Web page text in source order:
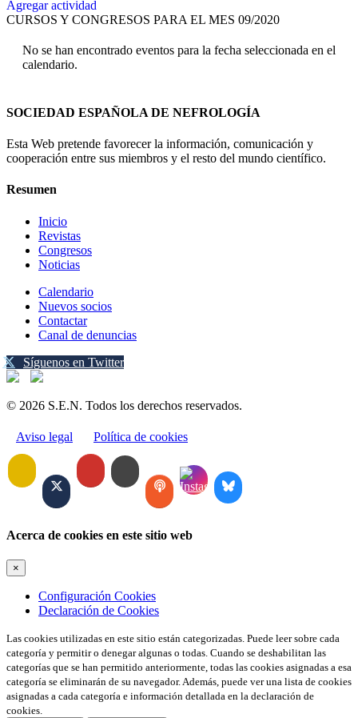
Agregar actividad
CURSOS Y CONGRESOS PARA EL MES 09/2020
No se han encontrado eventos para la fecha seleccionada en el
calendario.
SOCIEDAD ESPAÑOLA DE NEFROLOGÍA
Esta Web pretende favorecer la información, comunicación y
cooperación entre sus miembros y el resto del mundo científico.
Resumen
Inicio
Revistas
Congresos
Noticias
Calendario
Nuevos socios
Contactar
Canal de denuncias
Síguenos en Twitter
© 2026 S.E.N. Todos los derechos reservados.
Aviso legal Política de cookies
Acerca de cookies en este sitio web
×
Configuración Cookies
Declaración de Cookies
Las cookies utilizadas en este sitio están categorizadas. Puede leer sobre cada
categoría y permitir o denegar algunas o todas. Cuando se deshabilitan las
categorías que se han permitido anteriormente, todas las cookies asignadas a esa
categoría se eliminarán de su navegador. Además, puede ver una lista de cookies
asignadas a cada categoría e información detallada en la declaración de
cookies.